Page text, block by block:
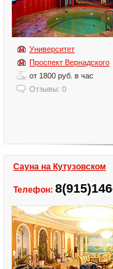
Университет
Проспект Вернадского
от 1800 руб. в час
Отзывы: 0
Сауна на Кутузовском
Телефон: